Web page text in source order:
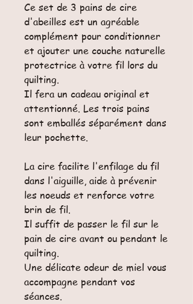
Ce set de 3 pains de cire
d'abeilles est un agréable
complément pour conditionner
et ajouter une couche naturelle
protectrice à votre fil lors du
quilting.
Il fera un cadeau original et
attentionné. Les trois pains
sont emballés séparément dans
leur pochette.
La cire facilite l'enfilage du fil
dans l'aiguille, aide à prévenir
les noeuds et renforce votre
brin de fil.
Il suffit de passer le fil sur le
pain de cire avant ou pendant le
quilting.
Une délicate odeur de miel vous
accompagne pendant vos
séances.